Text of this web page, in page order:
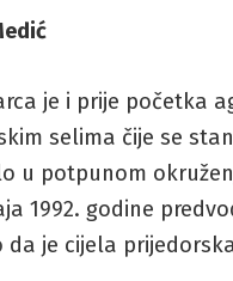
je i prije početka
selima čije se
u potpunom
1992. godine
da je cijela